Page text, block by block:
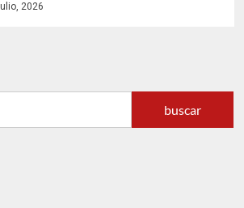
2026
buscar